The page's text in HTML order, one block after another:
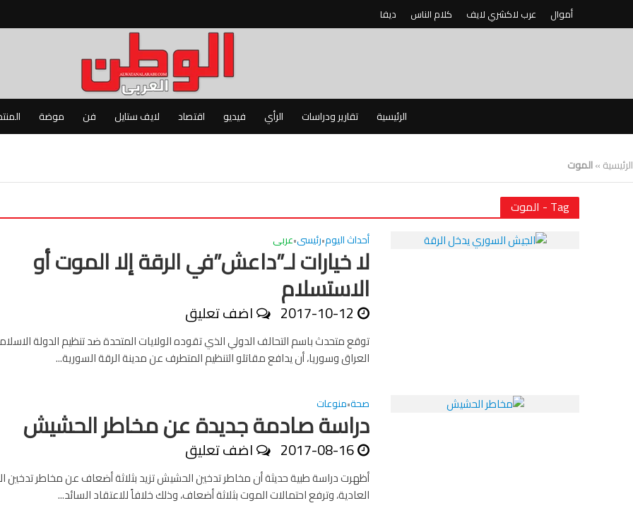
أموال عرب لاكشري لايف كلام الناس ديفا
الرئيسية تقارير ودراسات الرأي فيديو اقتصاد لايف ستايل فن موضة
الرئيسية»الموت
Tag - الموت
أحداث اليوم•رئيسى•عربى
لا خيارات لـ”داعش”في الرقة إلا الموت أو
الاستسلام
2017-10-12 اضف تعليق
توقع متحدث باسم التحالف الدولي الذي تقوده الولايات المتحدة ضد تنظيم الدولة
العراق وسوريا، أن يدافع مقاتلو التنظيم المتطرف عن مدينة الرقة السورية...
صحة•منوعات
دراسة صادمة جديدة عن مخاطر الحشيش
2017-08-16 اضف تعليق
أظهرت دراسة طبية حديثة أن مخاطر تدخين الحشيش تزيد بثلاثة أضعاف عن مخاطر تدخين
العادية، وترفع احتمالات الموت بثلاثة أضعاف، وذلك خلافاً للاعتقاد السائد...